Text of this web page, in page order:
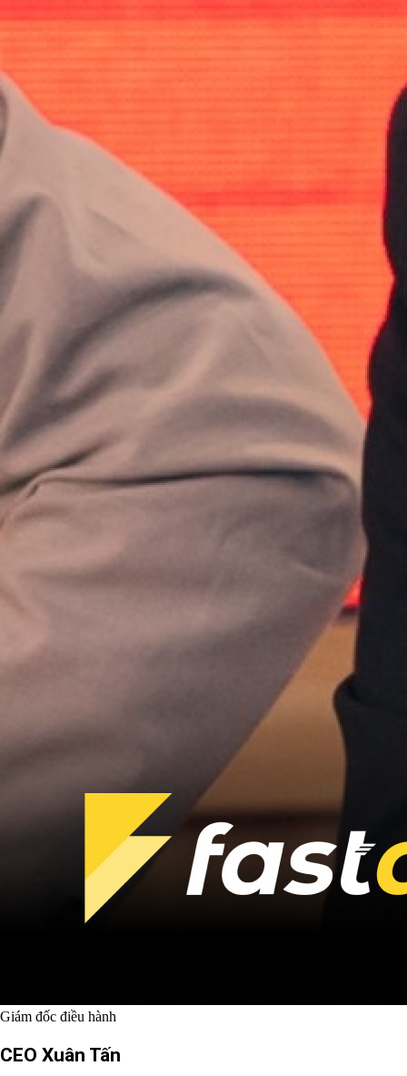
Giám đốc điều hành
CEO Xuân Tấn